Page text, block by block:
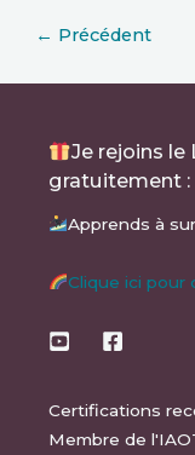
← Précédent
Je rejoins le
gratuitement :
Apprends à
Clique ici pour
Certifications
Membre de